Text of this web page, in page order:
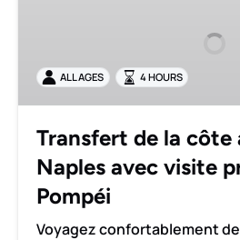
Naples
visite
privée
Pompéi
ALL AGES 4 HOURS
Transfert de la côte
Naples avec visite
Pompéi
Voyagez confortablement